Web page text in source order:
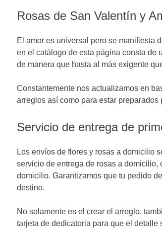
Rosas de San Valentín y
El amor es universal pero se manifiesta
en el catálogo de esta página consta de
de manera que hasta al más exigente
Constantemente nos actualizamos en
arreglos así como para estar
Servicio de entrega de
Los envíos de flores y rosas a domicilio
servicio de entrega de rosas a
domicilio. Garantizamos que tu pedido
destino.
No solamente es el crear el arreglo,
tarjeta de dedicatoria para que el detalle